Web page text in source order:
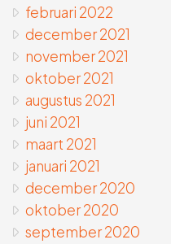
februari 2022
december 2021
november 2021
oktober 2021
augustus 2021
juni 2021
maart 2021
januari 2021
december 2020
oktober 2020
september 2020